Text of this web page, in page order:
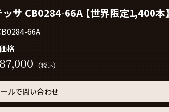
ッサ CB0284-66A 【世界限定1,400本】
66A
格
(税込)
ルで問い合わせ